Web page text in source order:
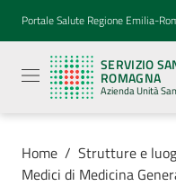
Vai al contenuto
Vai alla navigazione
Vai al footer
Portale Salute Regione Emilia-
SERVIZIO
ROMAGNA
Azienda Unità
Sanitario
Regionale
Emilia-
Romagna
Azienda
Sanitaria
Locale della
Romagna
Home / Strutture e
Medici di Medicina